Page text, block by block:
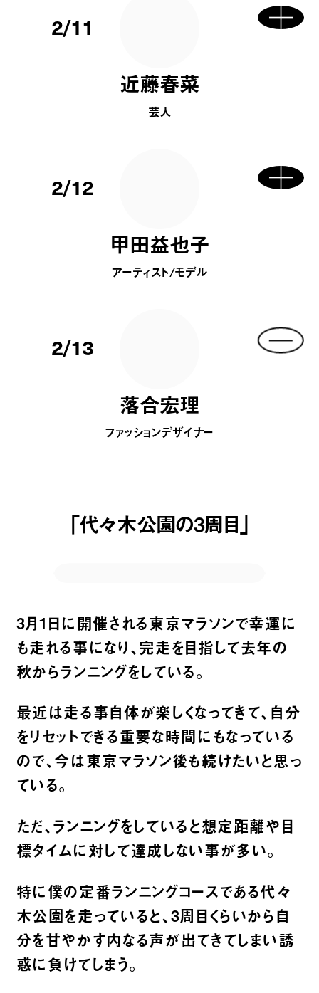
2/11
近藤春菜
芸人
2/12
甲田益也子
アーティスト/モデル
2/13
落合宏理
ファッションデザイナー
「代々木公園の3周目」
3月1日に開催される東京マラソンで幸運に
も走れる事になり、完走を目指して去年の
秋からランニングをしている。
最近は走る事自体が楽しくなってきて、自分
をリセットできる重要な時間にもなっている
ので、今は東京マラソン後も続けたいと思っ
ている。
ただ、ランニングをしていると想定距離や目
標タイムに対して達成しない事が多い。
特に僕の定番ランニングコースである代々
木公園を走っていると、3周目くらいから自
分を甘やかす内なる声が出てきてしまい誘
惑に負けてしまう。